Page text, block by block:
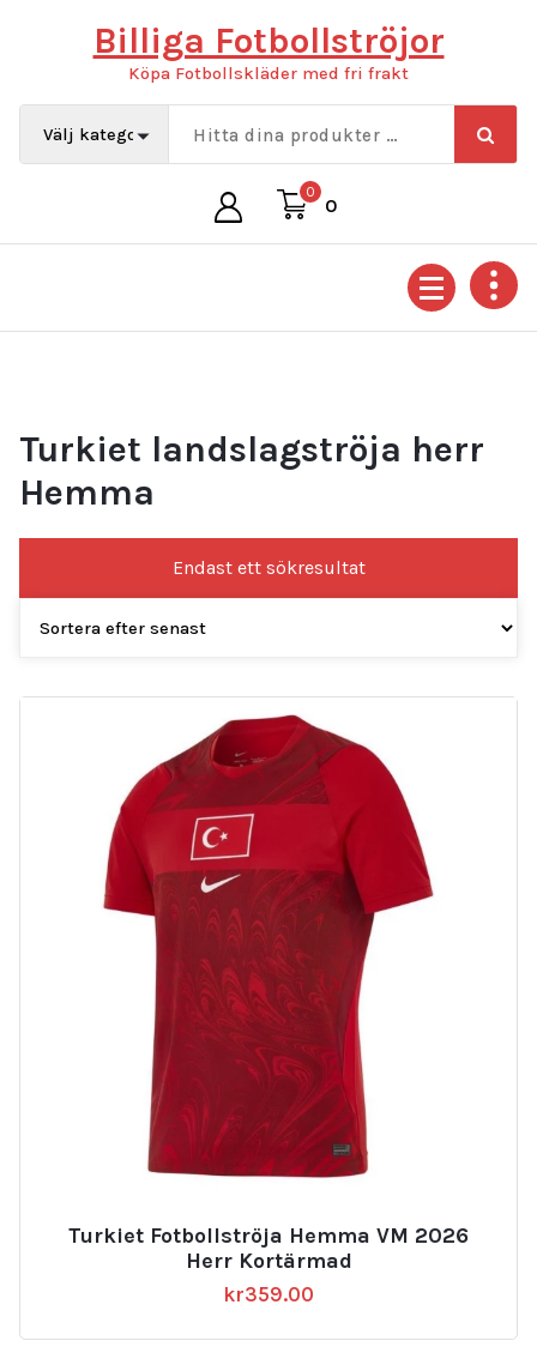
Billiga Fotbollströjor
Köpa Fotbollskläder med fri frakt
0
0
Turkiet landslagströja herr
Hemma
Endast ett sökresultat
Turkiet Fotbollströja Hemma VM 2026
Herr Kortärmad
kr359.00